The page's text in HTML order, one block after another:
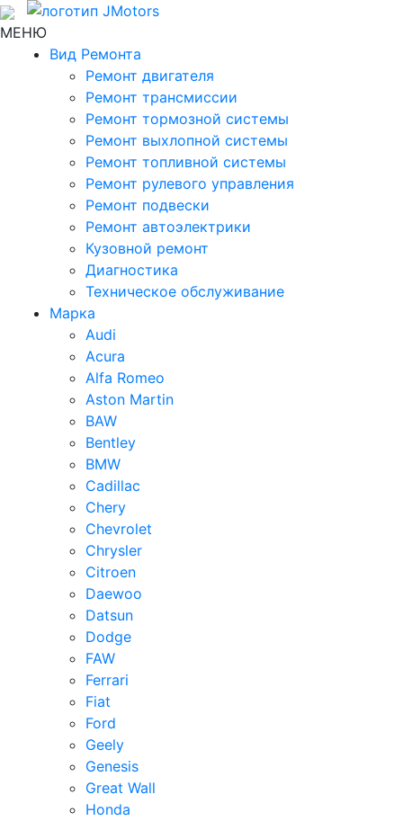
МЕНЮ
Вид Ремонта
Ремонт двигателя
Ремонт трансмиссии
Ремонт тормозной системы
Ремонт выхлопной системы
Ремонт топливной системы
Ремонт рулевого управления
Ремонт подвески
Ремонт автоэлектрики
Кузовной ремонт
Диагностика
Техническое обслуживание
Марка
Audi
Acura
Alfa Romeo
Aston Martin
BAW
Bentley
BMW
Cadillac
Chery
Chevrolet
Chrysler
Citroen
Daewoo
Datsun
Dodge
FAW
Ferrari
Fiat
Ford
Geely
Genesis
Great Wall
Honda